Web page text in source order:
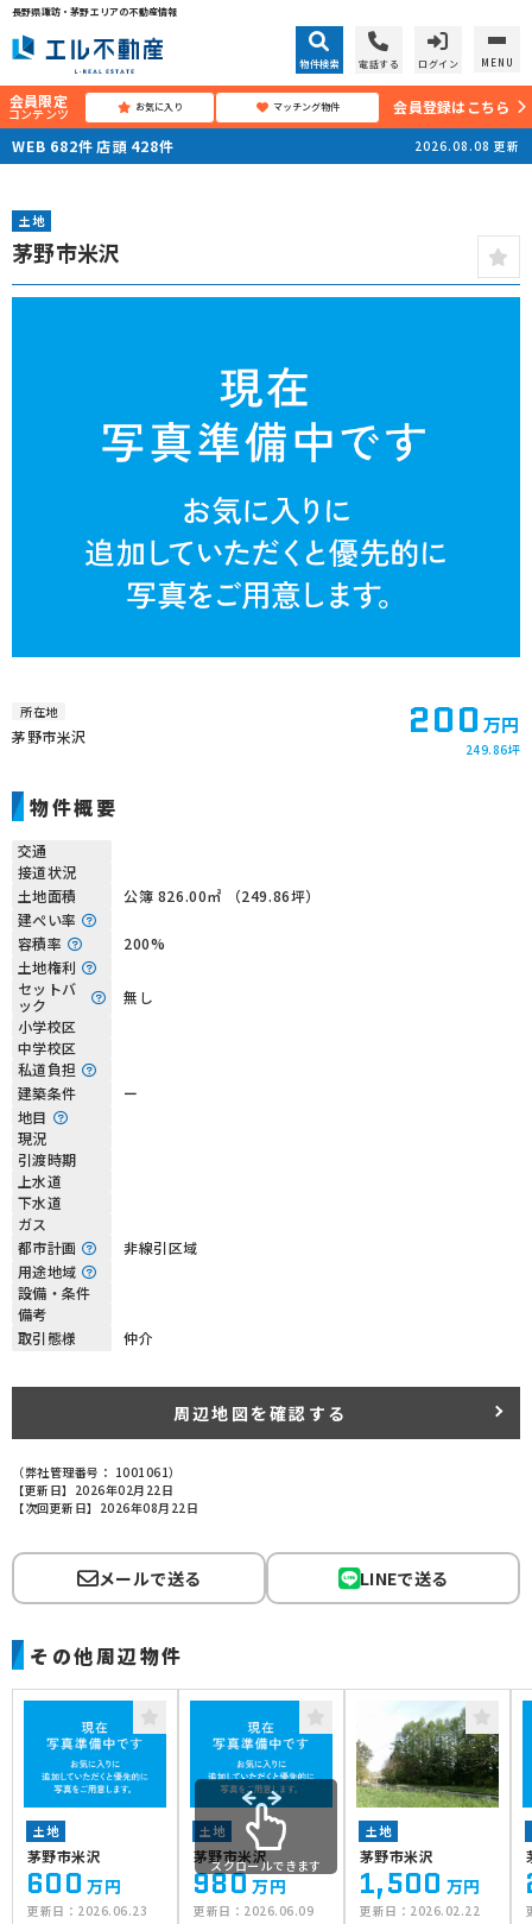
長野県諏訪・茅野エリアの不動産情報
物件検索 電話する ログイン MENU
会員限定
コンテンツ お気に入り マッチング物件
会員登録はこちら
WEB 682件 店頭 428件 2026.08.08 更新
土地
茅野市米沢
所在地
茅野市米沢 200万円
249.86坪
物件概要
交通
接道状況
土地面積
公簿 826.00㎡ （249.86坪）
建ぺい率
容積率
200%
土地権利
セットバ
ック
無し
小学校区
中学校区
私道負担
建築条件
ー
地目
現況
引渡時期
上水道
下水道
ガス
都市計画
非線引区域
用途地域
設備・条件
備考
取引態様
仲介
周辺地図を確認する
（弊社管理番号： 1001061）
【更新日】2026年02月22日
【次回更新日】2026年08月22日
メールで送る LINEで送る
その他周辺物件
土地
茅野市米沢
600 万円
更新日： 2026.06.23
土地
茅野市米沢
980万円
更新日： 2026.06.09
土地
茅野市米沢
1,500 万円
更新日： 2026.02.22
スクロールできます